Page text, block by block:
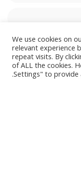
المتصفح لاستخدامها المرة
We use cookies on
relevant experience
repeat visits. By
of ALL the cookies.
Settings" to provide